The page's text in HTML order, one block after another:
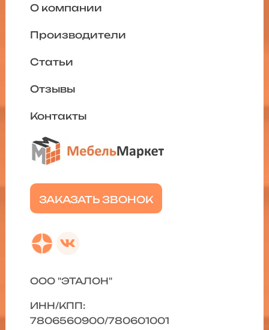
ЗАКАЗАТЬ ЗВОНОК
О компании
Производители
Статьи
Отзывы
Контакты
ООО "ЭТАЛОН"
ИНН/КПП:
7806560900/780601001